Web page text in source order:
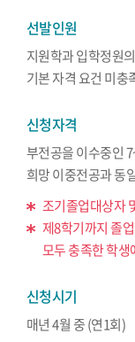
선발인원
지원학과 입학정원
기본 자격 요건 미충
신청자격
부전공을 이수중인
희망 이중전공과 동
조기졸업대상자
제8학기까지 졸
모두 충족한 학
신청시기
매년 4월 중 (연1회)